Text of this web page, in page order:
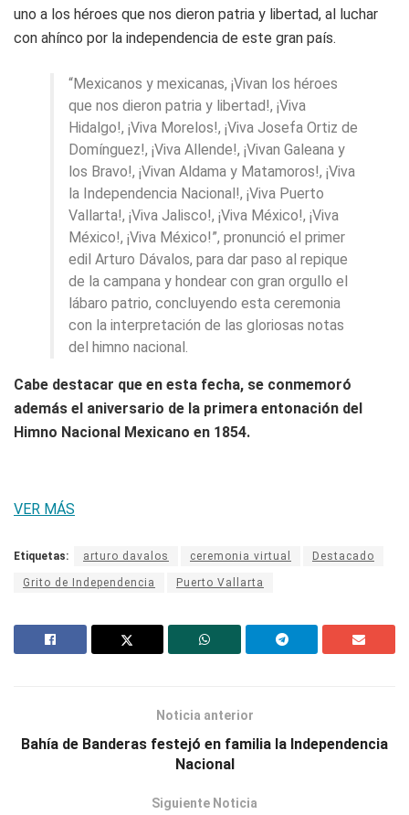
uno a los héroes que nos dieron patria y libertad, al luchar
con ahínco por la independencia de este gran país.
“Mexicanos y mexicanas, ¡Vivan los héroes
que nos dieron patria y libertad!, ¡Viva
Hidalgo!, ¡Viva Morelos!, ¡Viva Josefa Ortiz de
Domínguez!, ¡Viva Allende!, ¡Vivan Galeana y
los Bravo!, ¡Vivan Aldama y Matamoros!, ¡Viva
la Independencia Nacional!, ¡Viva Puerto
Vallarta!, ¡Viva Jalisco!, ¡Viva México!, ¡Viva
México!, ¡Viva México!”, pronunció el primer
edil Arturo Dávalos, para dar paso al repique
de la campana y hondear con gran orgullo el
lábaro patrio, concluyendo esta ceremonia
con la interpretación de las gloriosas notas
del himno nacional.
Cabe destacar que en esta fecha, se conmemoró
además el aniversario de la primera entonación del
Himno Nacional Mexicano en 1854.
VER MÁS
Etiquetas: arturo davalos ceremonia virtual Destacado
Grito de Independencia Puerto Vallarta
Noticia anterior
Bahía de Banderas festejó en familia la Independencia
Nacional
Siguiente Noticia